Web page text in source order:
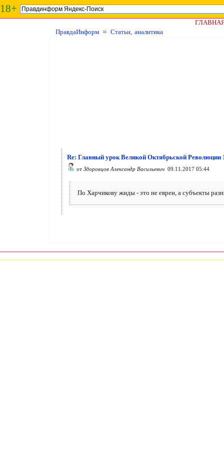
18+
ПравдаИнформ ≈ Статьи, аналитика
Re: Главный урок Великой Октябрьской Революции
от Здоровцов Александр Васильевич 09.11.2017 05:44
По Харчикову жиды - это не евреи, а субъекты